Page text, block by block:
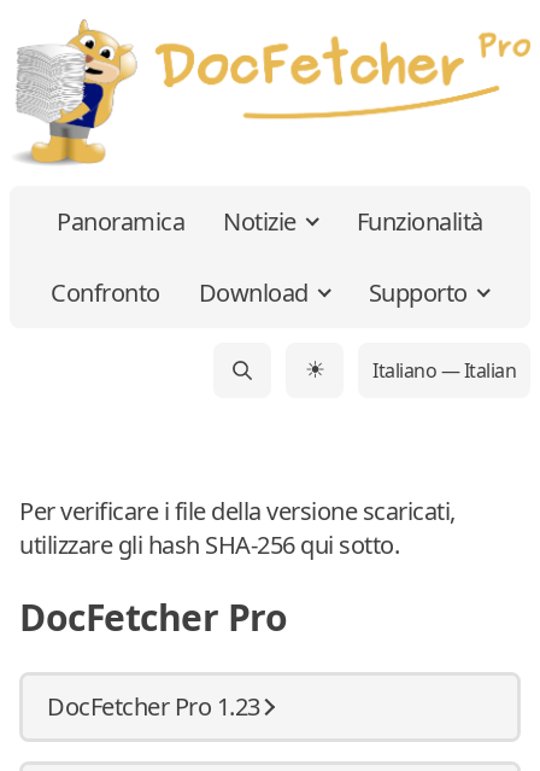
Panoramica Notizie Funzionalità
Confronto Download Supporto
☀ Italiano — Italian
Per verificare i file della versione scaricati,
utilizzare gli hash SHA-256 qui sotto.
DocFetcher Pro
DocFetcher Pro 1.23